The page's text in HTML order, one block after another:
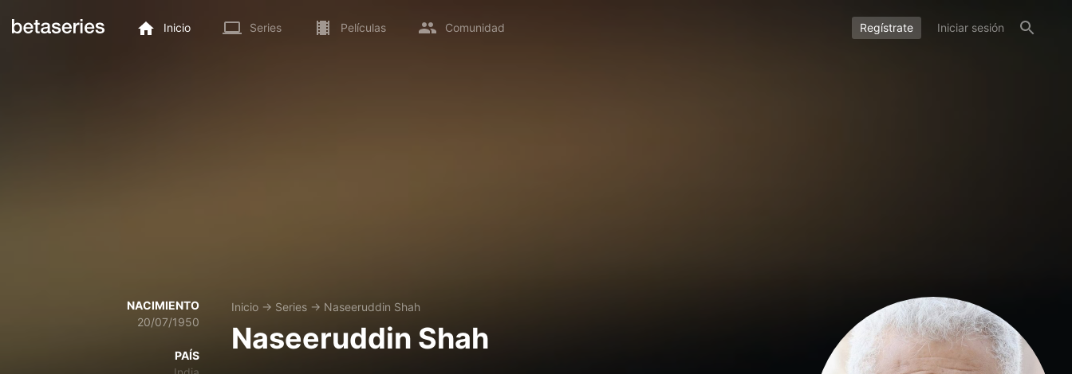
Inicio Series Películas Comunidad Regístrate Iniciar sesión
NACIMIENTO
20/07/1950
PAÍS
Inicio → Series → Naseeruddin Shah
Naseeruddin Shah